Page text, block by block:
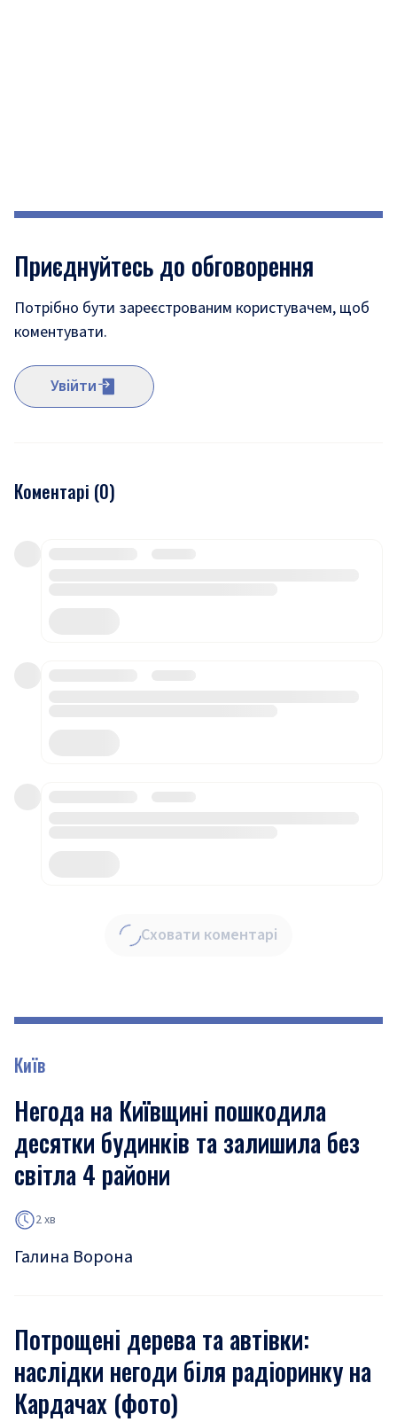
Приєднуйтесь до обговорення
Потрібно бути зареєстрованим користувачем, щоб
коментувати.
Увійти
Коментарі (0)
Сховати коментарі
Київ
Негода на Київщині пошкодила
десятки будинків та залишила без
світла 4 райони
2 хв
Галина Ворона
Потрощені дерева та автівки:
наслідки негоди біля радіоринку на
Кардачах (фото)